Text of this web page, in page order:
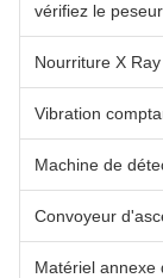
vérifiez le peseur
Nourriture X
Vibration
Machine de
Convoyeur
Matériel annexe